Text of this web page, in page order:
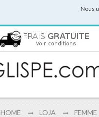
Nous
HOME LOJA FEMME